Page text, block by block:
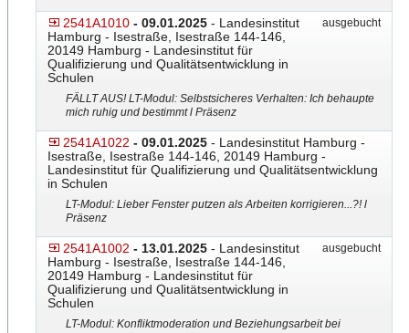
2541A1010 - 09.01.2025 - Landesinstitut
Hamburg - Isestraße, Isestraße 144-146,
20149 Hamburg - Landesinstitut für
Qualifizierung und Qualitätsentwicklung in
Schulen
ausgebucht
FÄLLT AUS! LT-Modul: Selbstsicheres Verhalten: Ich behaupte
mich ruhig und bestimmt l Präsenz
2541A1022 - 09.01.2025 - Landesinstitut Hamburg -
Isestraße, Isestraße 144-146, 20149 Hamburg -
Landesinstitut für Qualifizierung und Qualitätsentwicklung
in Schulen
LT-Modul: Lieber Fenster putzen als Arbeiten korrigieren...?! l
Präsenz
2541A1002 - 13.01.2025 - Landesinstitut
Hamburg - Isestraße, Isestraße 144-146,
20149 Hamburg - Landesinstitut für
Qualifizierung und Qualitätsentwicklung in
Schulen
ausgebucht
LT-Modul: Konfliktmoderation und Beziehungsarbeit bei